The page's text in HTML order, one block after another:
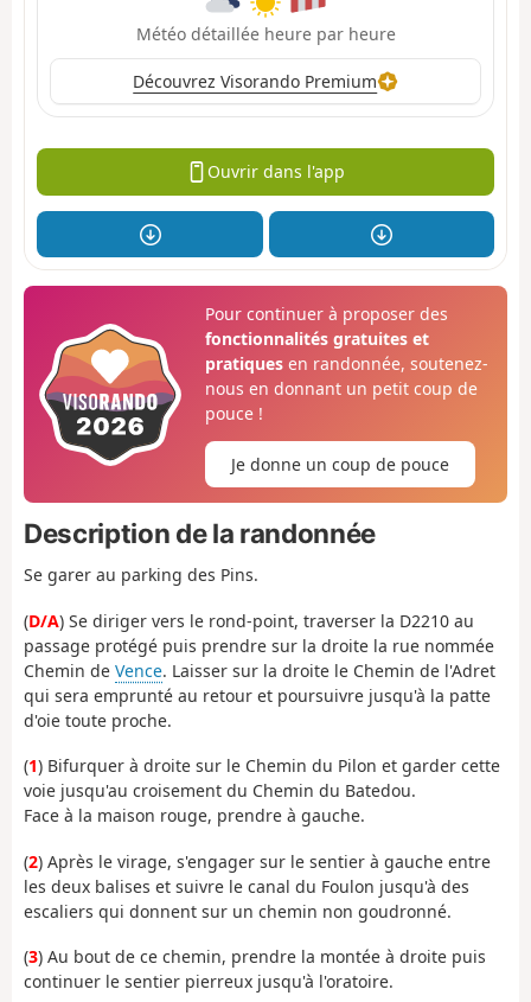
Météo détaillée heure par heure
Découvrez Visorando Premium
Ouvrir dans l'app
Pour continuer à proposer des
fonctionnalités gratuites et
pratiquesen randonnée, soutenez-
nous en donnant un petit coup de
pouce !
Je donne un coup de pouce
Description de la randonnée
Se garer au parking des Pins.
(D/A) Se diriger vers le rond-point, traverser la D2210 au
passage protégé puis prendre sur la droite la rue nommée
Chemin de Vence. Laisser sur la droite le Chemin de l'Adret
qui sera emprunté au retour et poursuivre jusqu'à la patte
d'oie toute proche.
(1) Bifurquer à droite sur le Chemin du Pilon et garder cette
voie jusqu'au croisement du Chemin du Batedou.
Face à la maison rouge, prendre à gauche.
(2) Après le virage, s'engager sur le sentier à gauche entre
les deux balises et suivre le canal du Foulon jusqu'à des
escaliers qui donnent sur un chemin non goudronné.
(3) Au bout de ce chemin, prendre la montée à droite puis
continuer le sentier pierreux jusqu'à l'oratoire.